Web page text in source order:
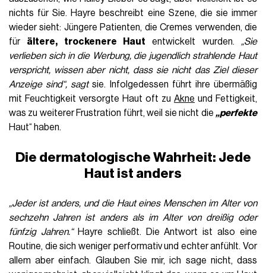
nichts für Sie. Hayre beschreibt eine Szene, die sie immer
wieder sieht: Jüngere Patienten, die Cremes verwenden, die
für ältere, trockenere Haut entwickelt wurden. „Sie
verlieben sich in die Werbung, die jugendlich strahlende Haut
verspricht, wissen aber nicht, dass sie nicht das Ziel dieser
Anzeige sind“, sagtsie. Infolgedessen führt ihre übermäßig
mit Feuchtigkeit versorgte Haut oft zu Akne und Fettigkeit,
was zu weiterer Frustration führt, weil sie nicht die „perfekte
Haut“ haben.
Die dermatologische Wahrheit: Jede
Haut ist anders
„Jeder ist anders, und die Haut eines Menschen im Alter von
sechzehn Jahren ist anders als im Alter von dreißig oder
fünfzig Jahren.“Hayre schließt. Die Antwort ist also eine
Routine, die sich weniger performativ und echter anfühlt. Vor
allem aber einfach. Glauben Sie mir, ich sage nicht, dass